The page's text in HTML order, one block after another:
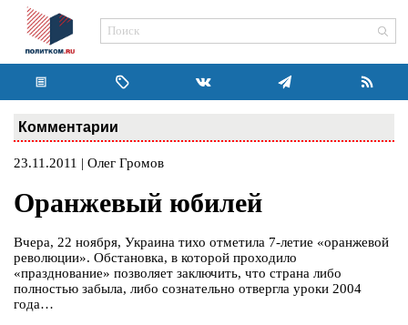
Комментарии
23.11.2011 | Олег Громов
Оранжевый юбилей
Вчера, 22 ноября, Украина тихо отметила 7-летие «оранжевой
революции». Обстановка, в которой проходило
«празднование» позволяет заключить, что страна либо
полностью забыла, либо сознательно отвергла уроки 2004
года…